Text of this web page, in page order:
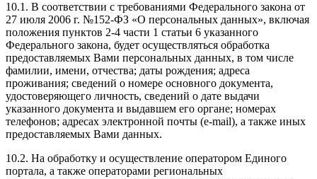
10.1. В соответствии с требованиями Федерального закона от
27 июля 2006 г. №152-ФЗ «О персональных данных», включая
положения пунктов 2-4 части 1 статьи 6 указанного
Федерального закона, будет осуществляться обработка
предоставляемых Вами персональных данных, в том числе
фамилии, имени, отчества; даты рождения; адреса
проживания; сведений о номере основного документа,
удостоверяющего личность, сведений о дате выдачи
указанного документа и выдавшем его органе; номерах
телефонов; адресах электронной почты (е-mail), а также иных
предоставляемых Вами данных.
10.2. На обработку и осуществление оператором Единого
портала, а также операторами региональных